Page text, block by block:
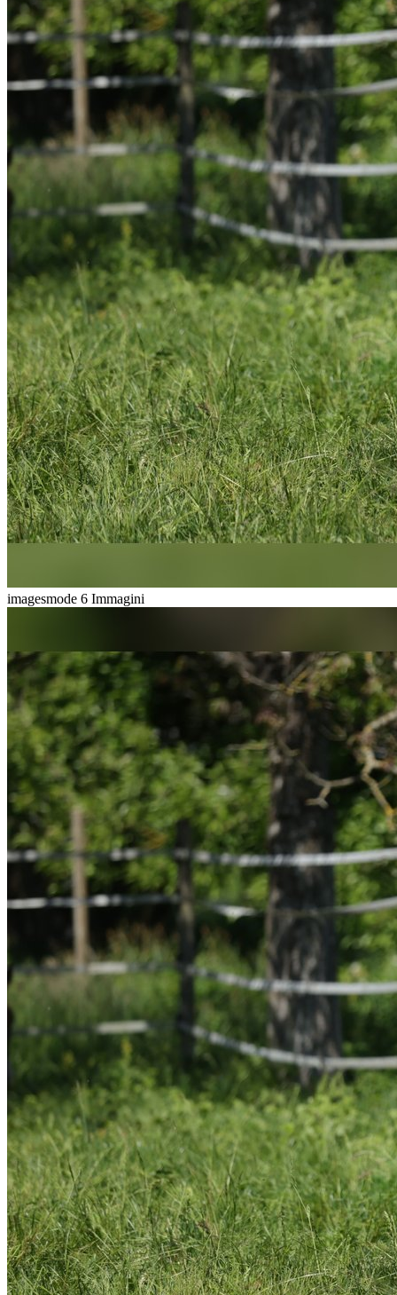
imagesmode 6 Immagini